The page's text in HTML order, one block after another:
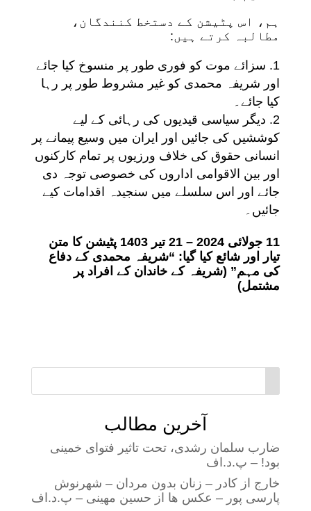
ہم، اس پٹیشن کے دستخط کنندگان،
مطالبہ کرتے ہیں:
سزائے موت کو فوری طور پر منسوخ کیا جائے
اور شریفہ محمدی کو غیر مشروط طور پر رہا
کیا جائے۔
دیگر سیاسی قیدیوں کی رہائی کے لیے
کوششیں کی جائیں اور ایران میں وسیع پیمانے پر
انسانی حقوق کی خلاف ورزیوں پر تمام کارکنوں
اور بین الاقوامی اداروں کی خصوصی توجہ دی
جائے اور اس سلسلے میں سنجیدہ اقدامات کیے
جائیں۔
11
جولائی 2024 – 21 تیر 1403 پٹیشن کا متن
تیار اور شائع کیا گیا: “شریفہ محمدی کے دفاع
کی مہم” (شریفہ کے خاندان کے افراد پر
مشتمل)
آخرین مطالب
ضارب سلمان رشدی، تحت تاثیر فتوای خمینی
بود! – پ.د.اف
خارج از کادر – زنان بدون مردان – شهرنوش
پارسی پور – عکس ها از حسین مهینی – پ.د.اف